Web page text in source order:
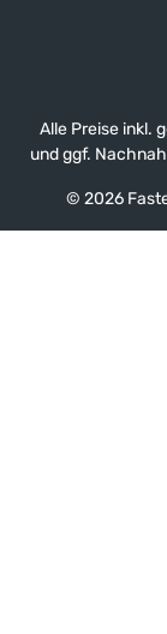
© 2026
Alle Preise inkl.
und ggf.